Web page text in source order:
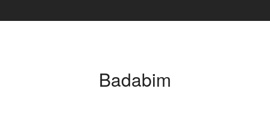
Badabim